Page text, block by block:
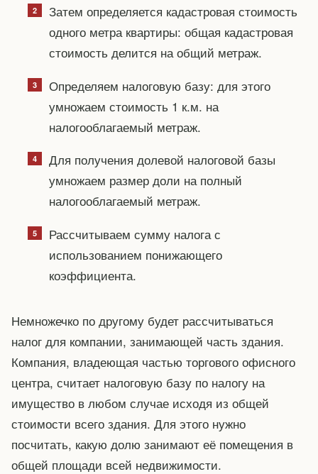
Затем определяется кадастровая стоимость
одного метра квартиры: общая кадастровая
стоимость делится на общий метраж.
Определяем налоговую базу: для этого
умножаем стоимость 1 к.м. на
налогооблагаемый метраж.
Для получения долевой налоговой базы
умножаем размер доли на полный
налогооблагаемый метраж.
Рассчитываем сумму налога с
использованием понижающего
коэффициента.
Немножечко по другому будет рассчитываться
налог для компании, занимающей часть здания.
Компания, владеющая частью торгового офисного
центра, считает налоговую базу по налогу на
имущество в любом случае исходя из общей
стоимости всего здания. Для этого нужно
посчитать, какую долю занимают её помещения в
общей площади всей недвижимости.